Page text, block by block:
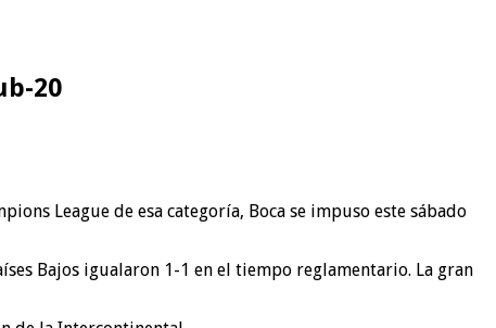
20
League de esa categoría, Boca se impuso este sábado
Bajos igualaron 1-1 en el tiempo reglamentario. La gran